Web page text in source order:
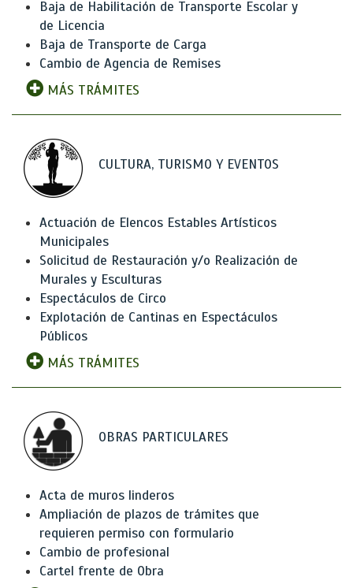
Baja de Habilitación de Transporte Escolar y
de Licencia
Baja de Transporte de Carga
Cambio de Agencia de Remises
MÁS TRÁMITES
CULTURA, TURISMO Y EVENTOS
Actuación de Elencos Estables Artísticos
Municipales
Solicitud de Restauración y/o Realización de
Murales y Esculturas
Espectáculos de Circo
Explotación de Cantinas en Espectáculos
Públicos
MÁS TRÁMITES
OBRAS PARTICULARES
Acta de muros linderos
Ampliación de plazos de trámites que
requieren permiso con formulario
Cambio de profesional
Cartel frente de Obra